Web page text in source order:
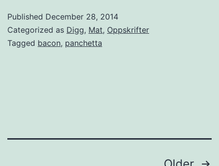
o
a
m
t
Published December 28, 2014
Categorized as Digg, Mat, Oppskrifter
Tagged bacon, panchetta